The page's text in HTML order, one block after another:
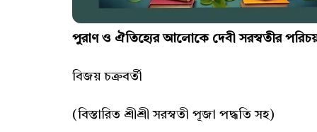
পুরাণ ও ঐতিহ্যের আলোকে দেবী সরস্বতীর
বিজয় চক্রবর্তী
(বিস্তারিত শ্রীশ্রী সরস্বতী পূজা পদ্ধতি সহ)